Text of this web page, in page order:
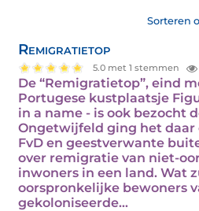
Sorteren
Remigratietop
5.0 met 1 stemmen
De “Remigratietop”, eind
Portugese kustplaatsje
in a name - is ook bezocht
Ongetwijfeld ging het daar
FvD en geestverwante
over remigratie van niet-
inwoners in een land. Wat
oorspronkelijke bewoners
gekoloniseerde…